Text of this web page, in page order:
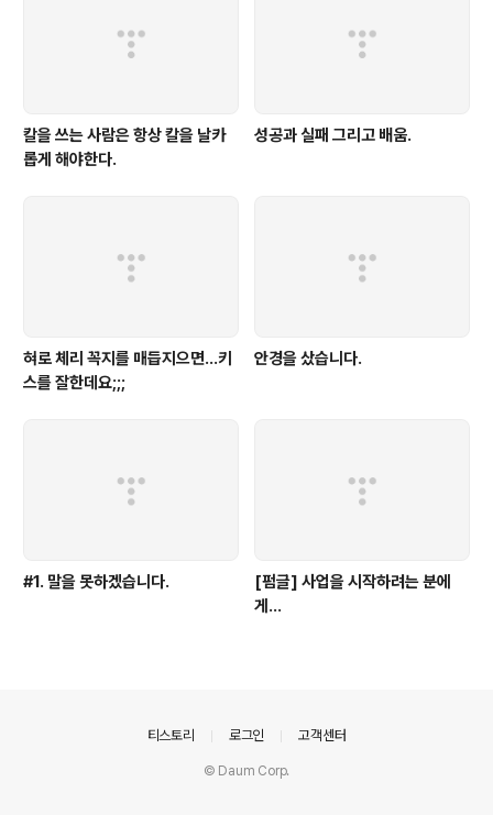
칼을 쓰는 사람은 항상 칼을 날카
롭게 해야한다.
성공과 실패 그리고 배움.
혀로 체리 꼭지를 매듭지으면...키
스를 잘한데요;;;
안경을 샀습니다.
#1. 말을 못하겠습니다.
[펌글] 사업을 시작하려는 분에
게...
티스토리 로그인 고객센터
© Daum Corp.